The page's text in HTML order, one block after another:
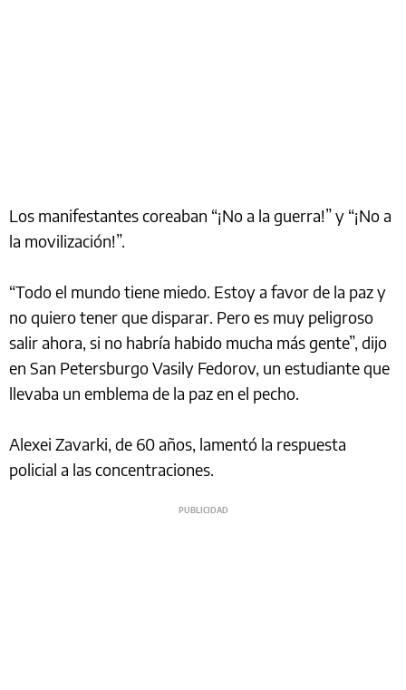
Los manifestantes coreaban “¡No a la guerra!” y “¡No a
la movilización!”.
“Todo el mundo tiene miedo. Estoy a favor de la paz y
no quiero tener que disparar. Pero es muy peligroso
salir ahora, si no habría habido mucha más gente”, dijo
en San Petersburgo Vasily Fedorov, un estudiante que
llevaba un emblema de la paz en el pecho.
Alexei Zavarki, de 60 años, lamentó la respuesta
policial a las concentraciones.